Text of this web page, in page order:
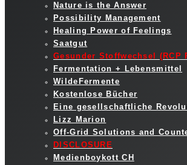
Nature is the Answer
Possibility Management
Healing Power of Feelings
Saatgut
Gesunder Stoffwechsel (RCP
Fermentation + Lebensmittel
WildeFermente
Kostenlose Bücher
Eine gesellschaftliche
Lizz Marion
Off-Grid Solutions and
DISCLOSURE
Medienboykott CH